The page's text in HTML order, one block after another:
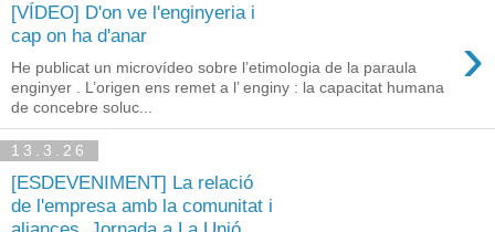
[VÍDEO] D'on ve l'enginyeria i
cap on ha d'anar
›
He publicat un microvídeo sobre l’etimologia de la paraula
enginyer . L’origen ens remet a l’ enginy : la capacitat humana
de concebre soluc...
13.3.26
[ESDEVENIMENT] La relació
de l'empresa amb la comunitat i